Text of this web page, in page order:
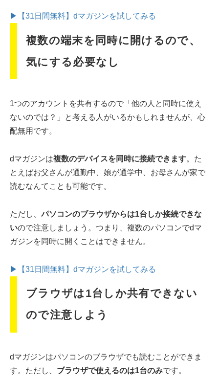
▶【31日間無料】dマガジンを試してみる
複数の端末を同時に開けるので、
気にする必要なし
1つのアカウントを共有するので「他の人と同時に使え
ないのでは？」と考える人がいるかもしれませんが、心
配無用です。
dマガジンは複数のデバイスを同時に接続できます。た
とえばお父さんが通勤中、娘が通学中、お母さんが家で
読むなんてことも可能です。
ただし、パソコンのブラウザからは1台しか接続できな
いので注意しましょう。つまり、複数のパソコンでdマ
ガジンを同時に開くことはできません。
▶【31日間無料】dマガジンを試してみる
ブラウザは1台しか共有できない
ので注意しよう
dマガジンはパソコンのブラウザでも読むことができま
す。ただし、 ブラウザで使えるのは1台のみです。